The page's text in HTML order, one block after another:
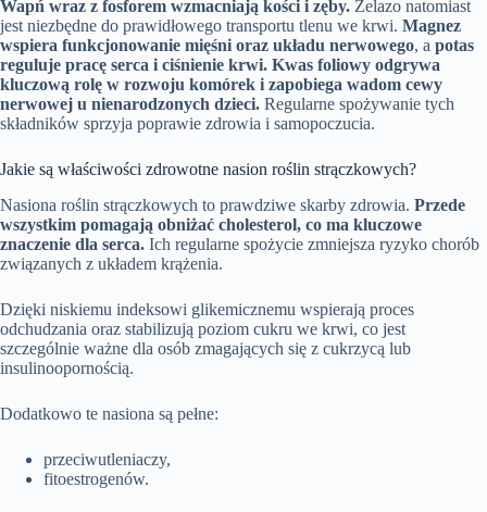
Wapń wraz z fosforem wzmacniają kości i zęby. Żelazo natomiast
jest niezbędne do prawidłowego transportu tlenu we krwi. Magnez
wspiera funkcjonowanie mięśni oraz układu nerwowego, a potas
reguluje pracę serca i ciśnienie krwi. Kwas foliowy odgrywa
kluczową rolę w rozwoju komórek i zapobiega wadom cewy
nerwowej u nienarodzonych dzieci. Regularne spożywanie tych
składników sprzyja poprawie zdrowia i samopoczucia.
Jakie są właściwości zdrowotne nasion roślin strączkowych?
Nasiona roślin strączkowych to prawdziwe skarby zdrowia. Przede
wszystkim pomagają obniżać cholesterol, co ma kluczowe
znaczenie dla serca. Ich regularne spożycie zmniejsza ryzyko chorób
związanych z układem krążenia.
Dzięki niskiemu indeksowi glikemicznemu wspierają proces
odchudzania oraz stabilizują poziom cukru we krwi, co jest
szczególnie ważne dla osób zmagających się z cukrzycą lub
insulinoopornością.
Dodatkowo te nasiona są pełne:
przeciwutleniaczy,
fitoestrogenów.